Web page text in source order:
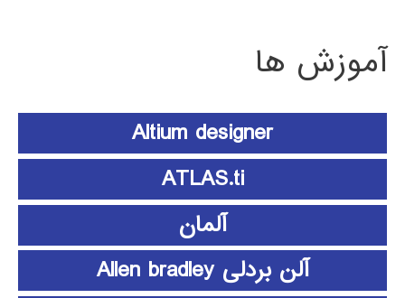
آموزش ها
Altium designer
ATLAS.ti
آلمان
آلن بردلی Allen bradley